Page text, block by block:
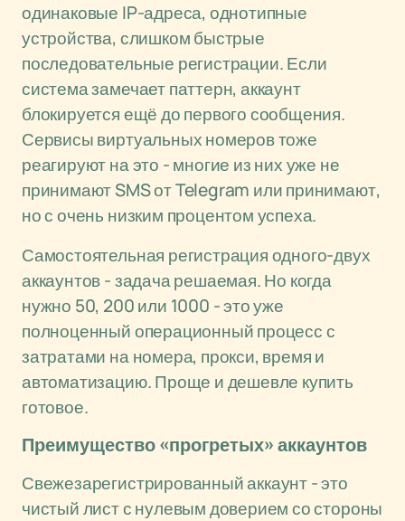
одинаковые IP-адреса, однотипные
устройства, слишком быстрые
последовательные регистрации. Если
система замечает паттерн, аккаунт
блокируется ещё до первого сообщения.
Сервисы виртуальных номеров тоже
реагируют на это - многие из них уже не
принимают SMS от Telegram или принимают,
но с очень низким процентом успеха.
Самостоятельная регистрация одного-двух
аккаунтов - задача решаемая. Но когда
нужно 50, 200 или 1000 - это уже
полноценный операционный процесс с
затратами на номера, прокси, время и
автоматизацию. Проще и дешевле купить
готовое.
Преимущество «прогретых» аккаунтов
Свежезарегистрированный аккаунт - это
чистый лист с нулевым доверием со стороны